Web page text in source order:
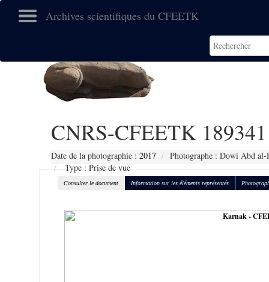
Archives scientifiques du CFEETK
CNRS-CFEETK 189341
Date de la photographie : 2017
Photographe : Dowi Abd
Type : Prise de vue
Consulter le document Information sur les éléments représentés